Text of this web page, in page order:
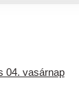
04. vasárnap